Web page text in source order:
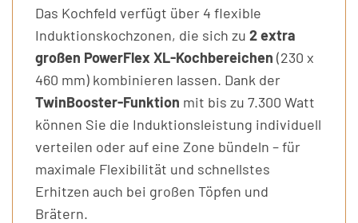
Das Kochfeld verfügt über 4 flexible
Induktionskochzonen, die sich zu 2 extra
großen PowerFlex XL-Kochbereichen (230 x
460 mm) kombinieren lassen. Dank der
TwinBooster-Funktion mit bis zu 7.300 Watt
können Sie die Induktionsleistung individuell
verteilen oder auf eine Zone bündeln – für
maximale Flexibilität und schnellstes
Erhitzen auch bei großen Töpfen und
Brätern.